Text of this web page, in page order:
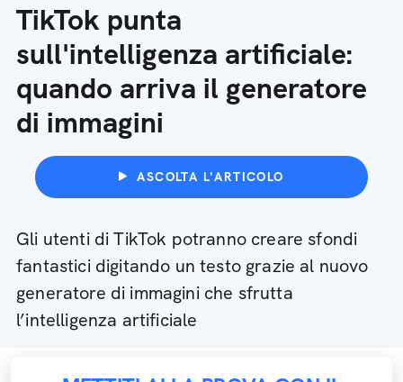
TikTok punta
sull'intelligenza artificiale:
quando arriva il generatore
di immagini
ASCOLTA L'ARTICOLO
Gli utenti di TikTok potranno creare sfondi
fantastici digitando un testo grazie al nuovo
generatore di immagini che sfrutta
l’intelligenza artificiale